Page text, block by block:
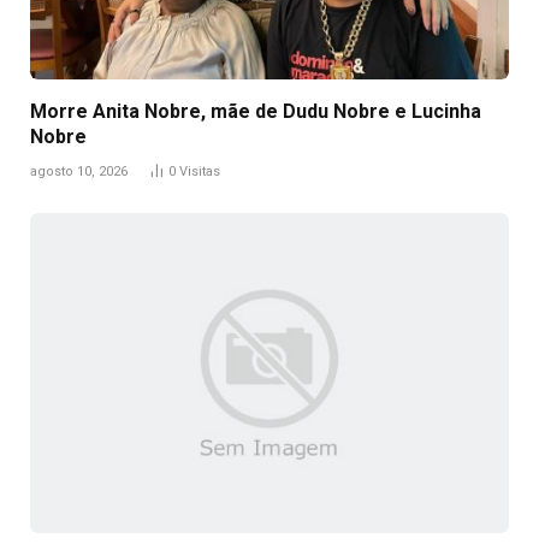
Morre Anita Nobre, mãe de Dudu Nobre e Lucinha
Nobre
agosto 10, 2026 0 Visitas